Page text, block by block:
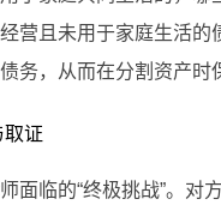
营且未用于家庭生活的
务，从而在分割资产时
取证
面临的“终极挑战”。对